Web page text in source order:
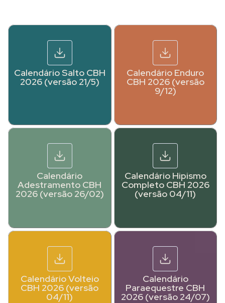
Calendário Salto CBH
2026 (versão 21/5)
Calendário Enduro
CBH 2026 (versão
9/12)
Calendário
Adestramento CBH
2026 (versão 26/02)
Calendário Hipismo
Completo CBH 2026
(versão 04/11)
Calendário Volteio
CBH 2026 (versão
04/11)
Calendário
Paraequestre CBH
2026 (versão 24/07)